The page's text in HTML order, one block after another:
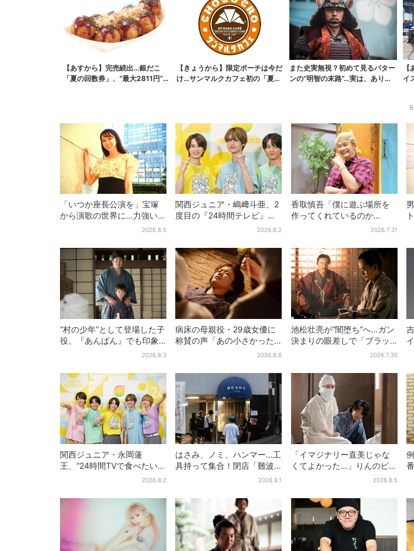
【あすから】完売続出…銀だこ
「夏の回数券」、“最大2811円”お
【きょうから】限定ポーチは今だ
け…サンマルクカフェ初の「夏福
また史実無視？初めて見るパター
ンの“明智の末路”…実は、ありえ
イ
「いつか座長公演を」宝塚
から演歌の世界に…力強いコ
ブシで聴かせる有沙瞳の目
2026.8.5
関西ジュニア・嶋﨑斗亜、2
度目の『24時間テレビ』
へ…ほかのメンバーに助言2026.8.2
香取慎吾「僕に遊ぶ場所を
作ってくれているのか
も」、異色バラエティ『し
レビの“パンク精神”
2026.7.31
“村の少年”として登場した子
役、『あんぱん』でも印象
的だった…視聴者驚き「どう
2026.8.3
病床の母親役・29歳女優に
称賛の声「あの小さかった
加恋ちゃんが…」朝ドラ視聴
2026.8.6
池松壮亮が“闇堕ち”へ…ガン
決まりの眼差しで「ブラッ
ク秀吉がログイン」【豊臣
2026.7.30
関西ジュニア・永岡蓮
王、“24時間TVで食べたい差
し入れ”は？「キッチンカー
2026.8.2
はさみ、ノミ、ハンマー…工
具持って集合！閉店「難波
ベアーズ」最終日400人超…
い」
2026.8.1
「イマジナリー直美じゃな
くてよかった…」りんのピン
チに駆けつける直美、ベス
喜
2026.8.5